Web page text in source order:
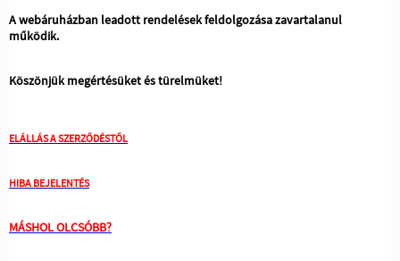
A webáruházban leadott rendelések feldolgozása zavartalanul
működik.
Köszönjük megértésüket és türelmüket!
ELÁLLÁS A SZERZŐDÉSTŐL
HIBA BEJELENTÉS
MÁSHOL OLCSÓBB?